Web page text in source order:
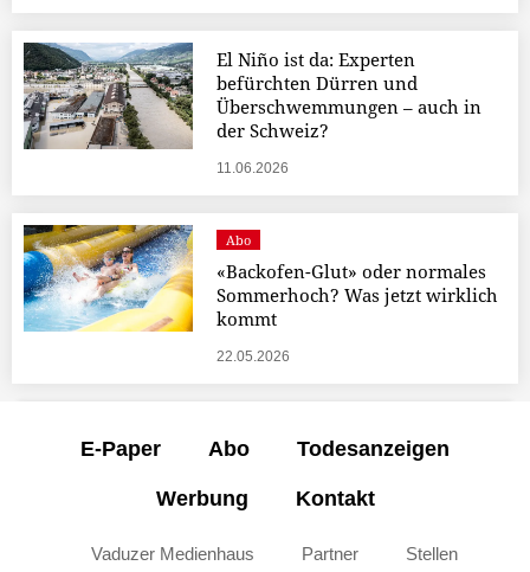
El Niño ist da: Experten
befürchten Dürren und
Überschwemmungen – auch in
der Schweiz?
11.06.2026
Abo
«Backofen-Glut» oder normales
Sommerhoch? Was jetzt wirklich
kommt
22.05.2026
E-Paper Abo Todesanzeigen
Werbung Kontakt
Vaduzer Medienhaus Partner Stellen